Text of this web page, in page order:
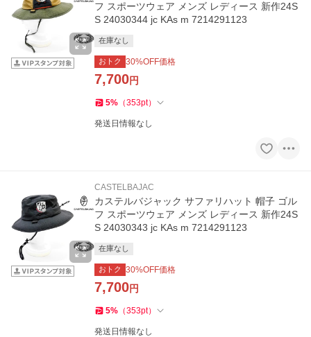
フ スポーツウェア メンズ レディース 新作24S
S 24030344 jc KAs m 7214291123
在庫なし
おトク 30%OFF価格
7,700円
5% （353pt）
発送日情報なし
CASTELBAJAC
カステルバジャック サファリハット 帽子 ゴル
フ スポーツウェア メンズ レディース 新作24S
S 24030343 jc KAs m 7214291123
在庫なし
おトク 30%OFF価格
7,700円
5% （353pt）
発送日情報なし